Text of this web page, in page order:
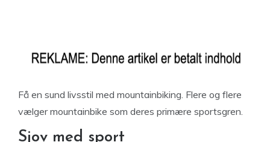
Få en sund livsstil med mountainbiking. Flere og flere
vælger mountainbike som deres primære sportsgren.
Sjov med sport